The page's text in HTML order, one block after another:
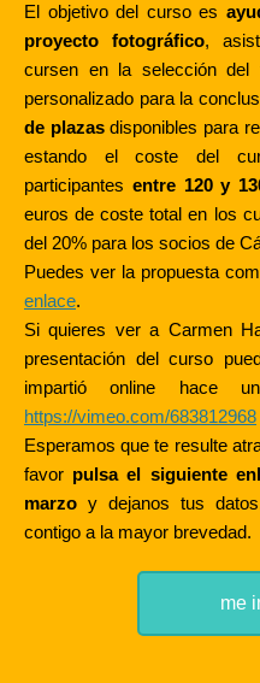
El objetivo del curso es
proyecto fotográfico,
cursen en la selección del
personalizado para la
de plazasdisponibles para
estando el coste del
participantes entre 120 y
euros de coste total en los
del 20% para los socios de
Puedes ver la propuesta
enlace.
Si quieres ver a Carmen
presentación del curso
impartió online hace
https://vimeo.com/683812968
Esperamos que te resulte
favor pulsa el siguiente
marzo y dejanos tus
contigo a la mayor brevedad.
me